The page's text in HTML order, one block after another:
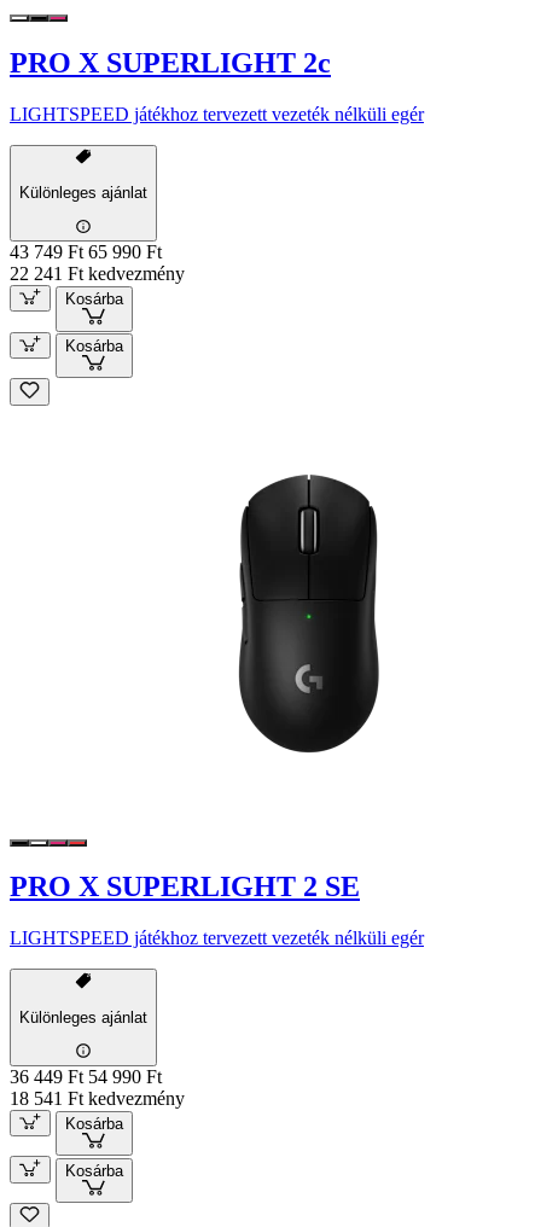
PRO X SUPERLIGHT 2c
LIGHTSPEED játékhoz tervezett vezeték nélküli egér
Különleges ajánlat
43 749 Ft 65 990 Ft
22 241 Ft kedvezmény
Kosárba
Kosárba
PRO X SUPERLIGHT 2 SE
LIGHTSPEED játékhoz tervezett vezeték nélküli egér
Különleges ajánlat
36 449 Ft 54 990 Ft
18 541 Ft kedvezmény
Kosárba
Kosárba